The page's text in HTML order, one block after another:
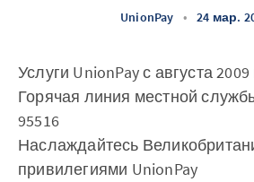
UnionPay • 24 мар.
Услуги UnionPay с августа
Горячая линия местной
95516
Наслаждайтесь
привилегиями UnionPay